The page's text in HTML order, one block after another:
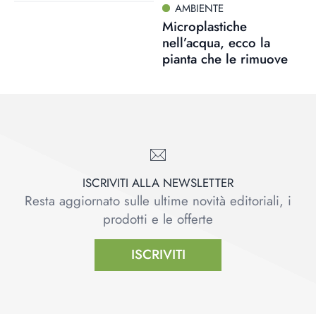
AMBIENTE
Microplastiche
nell’acqua, ecco la
pianta che le rimuove
ISCRIVITI ALLA NEWSLETTER
Resta aggiornato sulle ultime novità editoriali, i
prodotti e le offerte
ISCRIVITI